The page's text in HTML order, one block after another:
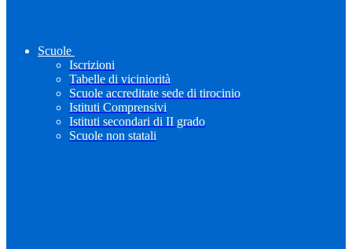
Scuole
Iscrizioni
Tabelle di viciniorità
Scuole accreditate sede di tirocinio
Istituti Comprensivi
Istituti secondari di II grado
Scuole non statali